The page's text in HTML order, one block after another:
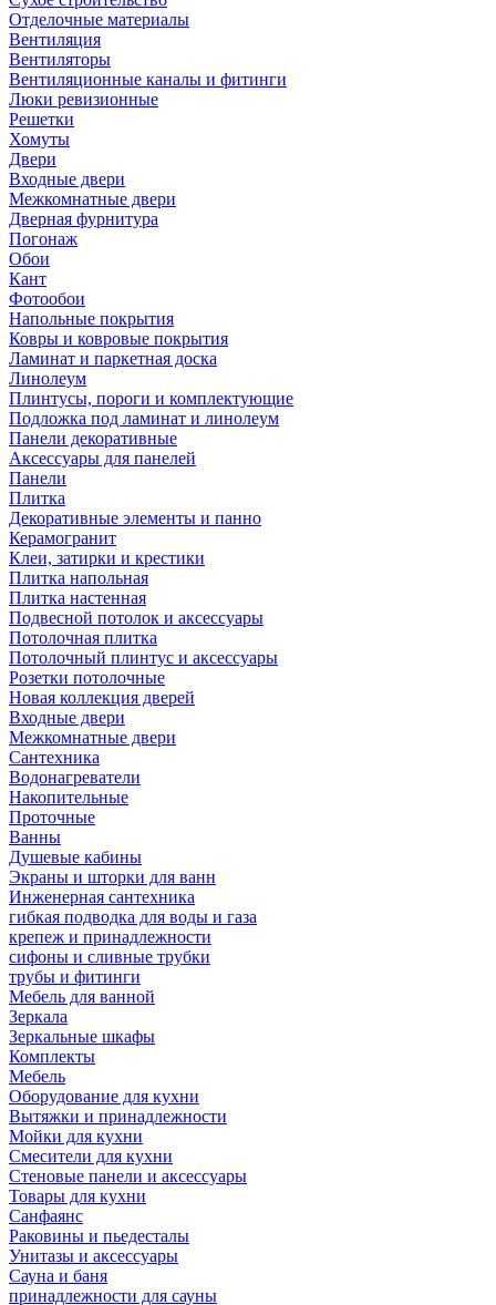
Отделочные материалы
Вентиляция
Вентиляторы
Вентиляционные каналы и фитинги
Люки ревизионные
Решетки
Хомуты
Двери
Входные двери
Межкомнатные двери
Дверная фурнитура
Погонаж
Обои
Кант
Фотообои
Напольные покрытия
Ковры и ковровые покрытия
Ламинат и паркетная доска
Линолеум
Плинтусы, пороги и комплектующие
Подложка под ламинат и линолеум
Панели декоративные
Аксессуары для панелей
Панели
Плитка
Декоративные элементы и панно
Керамогранит
Клеи, затирки и крестики
Плитка напольная
Плитка настенная
Подвесной потолок и аксессуары
Потолочная плитка
Потолочный плинтус и аксессуары
Розетки потолочные
Новая коллекция дверей
Входные двери
Межкомнатные двери
Сантехника
Водонагреватели
Накопительные
Проточные
Ванны
Душевые кабины
Экраны и шторки для ванн
Инженерная сантехника
гибкая подводка для воды и газа
крепеж и принадлежности
сифоны и сливные трубки
трубы и фитинги
Мебель для ванной
Зеркала
Зеркальные шкафы
Комплекты
Мебель
Оборудование для кухни
Вытяжки и принадлежности
Мойки для кухни
Смесители для кухни
Стеновые панели и аксессуары
Товары для кухни
Санфаянс
Раковины и пьедесталы
Унитазы и аксессуары
Сауна и баня
принадлежности для сауны